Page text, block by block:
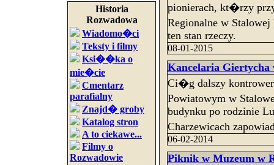
Historia
Rozwadowa
Wiadomo�ci
Teksty i filmy
Ksi��ka o
mie�cie
Cmentarz
parafialny
Znajd� groby
Katalog stron
A to ciekawe...
Filmy o
Rozwadowie
pionierach, kt�rzy
Regionalne w
ten stan rzeczy.
08-01-2015
Kancelaria
Ci�g dalszy
Powiatowym w
budynku po rodzinie
Charzewicach
06-02-2014
Piknik w Muzeum w